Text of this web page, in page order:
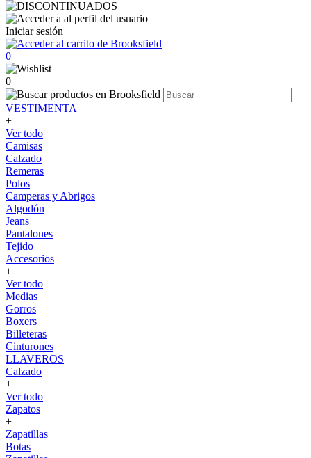
Iniciar sesión
0
0
VESTIMENTA
+
Ver todo
Camisas
Calzado
Remeras
Polos
Camperas y Abrigos
Algodón
Jeans
Pantalones
Tejido
Accesorios
+
Ver todo
Medias
Gorros
Boxers
Billeteras
Cinturones
LLAVEROS
Calzado
+
Ver todo
Zapatos
+
Zapatillas
Botas